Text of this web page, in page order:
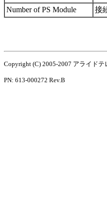
Number of PS Module
接
Copyright (C) 2005-2007 アライド
PN: 613-000272 Rev.B